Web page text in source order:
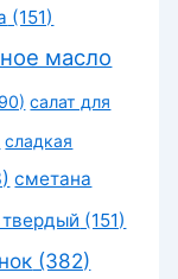
(151)
масло
салат для
сладкая
сметана
(151)
(382)